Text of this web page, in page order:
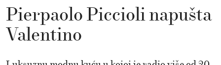
Pierpaolo Piccioli napušta
Valentino